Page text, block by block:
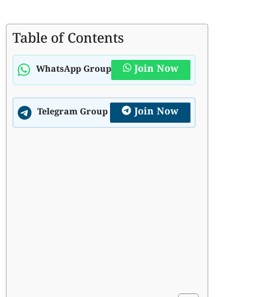
Table of Contents
WhatsApp Group Join Now
Telegram Group Join Now